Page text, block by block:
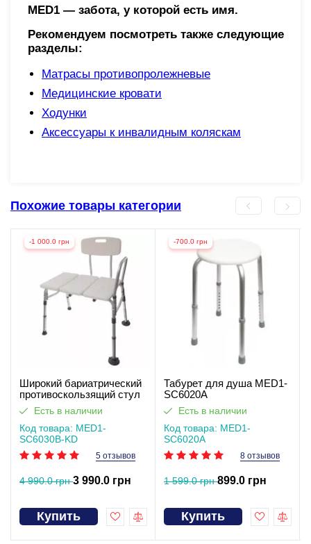
MED1 — забота, у которой есть имя.
Рекомендуем посмотреть также следующие
разделы:
Матрасы противопролежневые
Медицинские кровати
Ходунки
Аксессуары к инвалидным коляскам
Похожие товары категории
-1 000.0 грн
Широкий бариатрический
противоскользящий стул
для душа SC6030B-KD
Есть в наличии
Код товара: MED1-
SC6030B-KD
5 отзывов
4 990.0 грн3 990.0 грн
Купить
-700.0 грн
Табурет для душа MED1-
SC6020A
Есть в наличии
Код товара: MED1-
SC6020A
8 отзывов
1 599.0 грн899.0 грн
Купить